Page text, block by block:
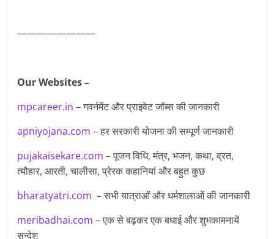
————————
Our Websites –
mpcareer.in – गवर्नमेंट और प्राइवेट जॉब्‍स की जानकारी
apniyojana.com – हर सरकारी योजना की सम्पूर्ण जानकारी
pujakaisekare.com – पूजन विधि, मंत्र, भजन, कथा, व्रत,
त्यौहार, आरती, चालीसा, प्रेरक कहानियां और बहुत कुछ
bharatyatri.com – सभी यात्राओं और धर्मशालाओं की जानकारी
meribadhai.com – एक से बढ़कर एक बधाई और शुभकामनायें
सन्देश